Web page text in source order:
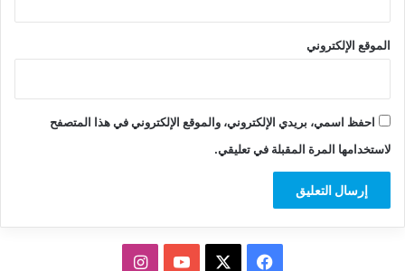
الموقع الإلكتروني
احفظ اسمي، بريدي الإلكتروني، والموقع الإلكتروني في هذا المتصفح
لاستخدامها المرة المقبلة في تعليقي.
فيسبوك ‫YouTubeانستقرام